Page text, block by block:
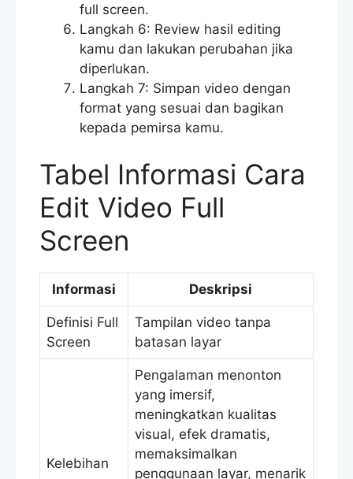
full screen.
Langkah 6: Review hasil editing
kamu dan lakukan perubahan jika
diperlukan.
Langkah 7: Simpan video dengan
format yang sesuai dan bagikan
kepada pemirsa kamu.
Tabel Informasi Cara
Edit Video Full
Screen
Informasi Deskripsi
Definisi Full
Screen
Tampilan video tanpa
batasan layar
Kelebihan
Pengalaman menonton
yang imersif,
meningkatkan kualitas
visual, efek dramatis,
memaksimalkan
penggunaan layar, menarik